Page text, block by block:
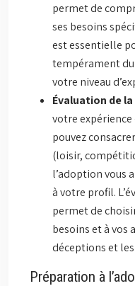
permet de
ses besoins
est essentielle
tempérament
votre niveau
Évaluation de
votre expérience
pouvez
(loisir,
l’adoption vous
à votre profil.
permet de
besoins et à vos
déceptions et
Préparation à